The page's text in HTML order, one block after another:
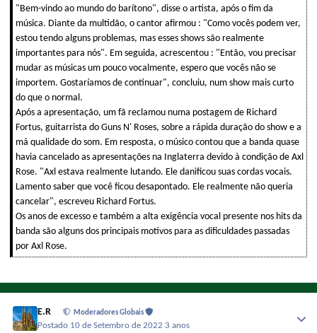
"Bem-vindo ao mundo do barítono", disse o artista, após o fim da
música. Diante da multidão, o cantor afirmou : "Como vocês podem ver,
estou tendo alguns problemas, mas esses shows são realmente
importantes para nós". Em seguida, acrescentou : "Então, vou precisar
mudar as músicas um pouco vocalmente, espero que vocês não se
importem. Gostaríamos de continuar", concluiu, num show mais curto
do que o normal.
Após a apresentação, um fã reclamou numa postagem de Richard
Fortus, guitarrista do Guns N' Roses, sobre a rápida duração do show e a
má qualidade do som. Em resposta, o músico contou que a banda quase
havia cancelado as apresentações na Inglaterra devido à condição de Axl
Rose. "Axl estava realmente lutando. Ele danificou suas cordas vocais.
Lamento saber que você ficou desapontado. Ele realmente não queria
cancelar", escreveu Richard Fortus.
Os anos de excesso e também a alta exigência vocal presente nos hits da
banda são alguns dos principais motivos para as dificuldades passadas
por Axl Rose.
E.R Moderadores Globais
Postado 10 de Setembro de 2022 3 anos